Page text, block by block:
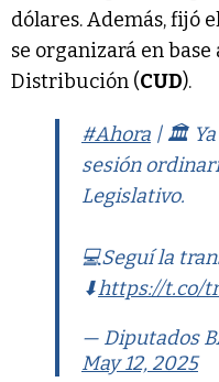
dólares. Además, fijó
se organizará en
Distribución (CUD).
#Ahora | 🏛 Ya
sesión
Legislativo.
💻Seguí la
⬇https://t.co/
— Diputados
May 12, 2025